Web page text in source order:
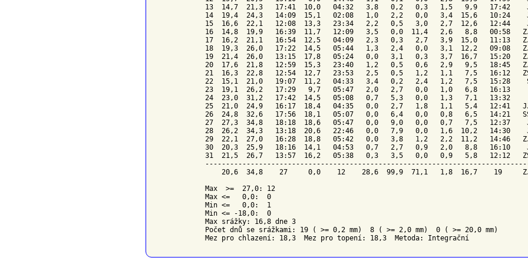
13  14,7  21,3   17:41  10,0   04:32   3,8   0,2   0,3   1,5   9,9   17:42
14  19,4  24,3   14:09  15,1   02:08   1,0   2,2   0,0   3,4  15,6   10:24
15  16,6  22,1   12:08  13,3   23:34   2,2   0,5   3,0   2,7  12,6   12:44
16  14,8  19,9   16:39  11,7   12:09   3,5   0,0  11,4   2,6   8,8   00:58
17  16,2  21,1   16:54  12,5   04:09   2,3   0,3   2,7   3,9  15,0   11:13
18  19,3  26,0   17:22  14,5   05:44   1,3   2,4   0,0   3,1  12,2   09:08
19  21,4  26,0   13:15  17,8   05:24   0,0   3,1   0,3   3,7  16,7   15:20
20  17,6  21,8   12:59  15,3   23:40   1,2   0,5   0,6   2,9   9,5   18:45
21  16,3  22,8   12:54  12,7   23:53   2,5   0,5   1,2   1,1   7,5   16:12
22  15,1  21,0   19:07  11,2   04:33   3,4   0,2   2,4   1,2   7,5   15:28
23  19,1  26,2   17:29   9,7   05:47   2,0   2,7   0,0   1,0   6,8   16:13
24  23,0  31,2   17:42  14,5   05:08   0,7   5,3   0,0   1,3   7,1   13:32
25  21,0  24,9   16:17  18,4   04:35   0,0   2,7   1,8   1,1   5,4   12:41
26  24,8  32,6   17:56  18,1   05:07   0,0   6,4   0,0   0,8   6,5   14:21
27  27,3  34,8   18:18  18,6   05:47   0,0   9,0   0,0   0,7   7,5   12:37
28  26,2  34,3   13:18  20,6   22:46   0,0   7,9   0,0   1,6  10,2   14:30
29  22,1  27,0   16:28  18,8   05:42   0,0   3,8   1,2   2,2  11,2   14:46
30  20,3  25,9   18:16  14,1   04:53   0,7   2,7   0,9   2,0   8,8   16:10
31  21,5  26,7   13:57  16,2   05:38   0,3   3,5   0,0   0,9   5,8   12:12
20,6  34,8    27     0,0    12    28,6  99,9  71,1   1,8  16,7    19
Max  >=  27,0: 12
Max <=   0,0:  0
Min <=   0,0:  1
Min <= -18,0:  0
Max srážky: 16,8 dne 3
Počet dnů se srážkami: 19 ( >= 0,2 mm)  8 ( >= 2,0 mm)  0 ( >= 20,0 mm)